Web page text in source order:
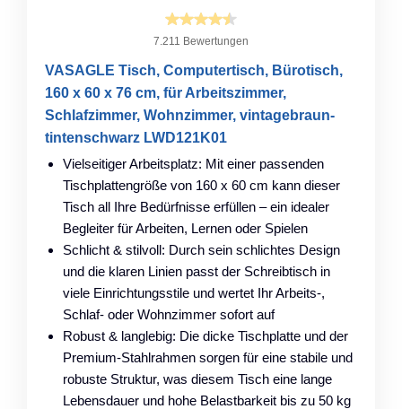
7.211 Bewertungen
VASAGLE Tisch, Computertisch, Bürotisch,
160 x 60 x 76 cm, für Arbeitszimmer,
Schlafzimmer, Wohnzimmer, vintagebraun-
tintenschwarz LWD121K01
Vielseitiger Arbeitsplatz: Mit einer passenden
Tischplattengröße von 160 x 60 cm kann dieser
Tisch all Ihre Bedürfnisse erfüllen – ein idealer
Begleiter für Arbeiten, Lernen oder Spielen
Schlicht & stilvoll: Durch sein schlichtes Design
und die klaren Linien passt der Schreibtisch in
viele Einrichtungsstile und wertet Ihr Arbeits-,
Schlaf- oder Wohnzimmer sofort auf
Robust & langlebig: Die dicke Tischplatte und der
Premium-Stahlrahmen sorgen für eine stabile und
robuste Struktur, was diesem Tisch eine lange
Lebensdauer und hohe Belastbarkeit bis zu 50 kg